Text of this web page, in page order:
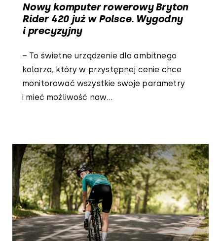
Nowy komputer rowerowy Bryton
Rider 420 już w Polsce. Wygodny
i precyzyjny
– To świetne urządzenie dla ambitnego
kolarza, który w przystępnej cenie chce
monitorować wszystkie swoje parametry
i mieć możliwość naw...